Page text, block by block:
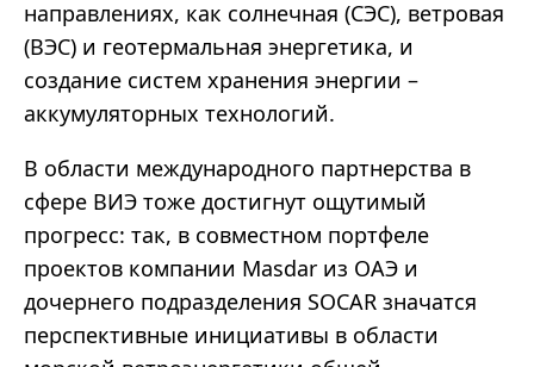
направлениях, как солнечная (СЭС), ветровая
(ВЭС) и геотермальная энергетика, и
создание систем хранения энергии –
аккумуляторных технологий.
В области международного партнерства в
сфере ВИЭ тоже достигнут ощутимый
прогресс: так, в совместном портфеле
проектов компании Masdar из ОАЭ и
дочернего подразделения SOCAR значатся
перспективные инициативы в области